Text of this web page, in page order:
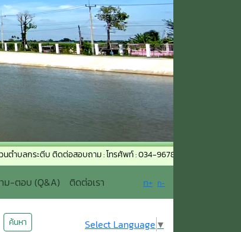
ติดต่อสอบถาม : โทรศัพท์ : 034-967823, 034-967824 เบอร์มือถือ :
ม-ตอบ (Q&A) ติดต่อเรา ก+ ก-
ค้นหา Select Language ▼